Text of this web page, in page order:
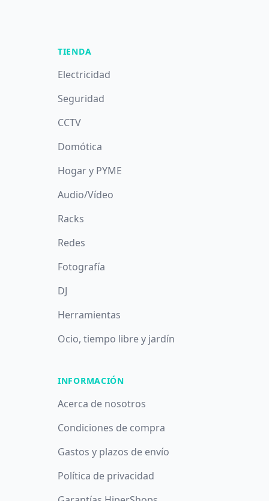
TIENDA
Electricidad
Seguridad
CCTV
Domótica
Hogar y PYME
Audio/Vídeo
Racks
Redes
Fotografía
DJ
Herramientas
Ocio, tiempo libre y jardín
INFORMACIÓN
Acerca de nosotros
Condiciones de compra
Gastos y plazos de envío
Política de privacidad